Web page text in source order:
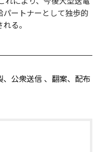
ートナーとして独歩的
る。
公衆送信 、翻案、配布